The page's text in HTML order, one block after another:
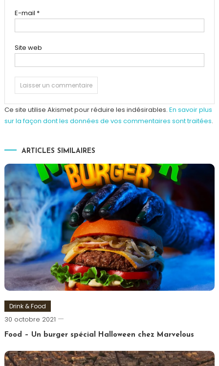
E-mail *
Site web
Ce site utilise Akismet pour réduire les indésirables. En savoir plus
sur la façon dont les données de vos commentaires sont traitées.
ARTICLES SIMILAIRES
Drink & Food
30 octobre 2021
Romain-
Food – Un burger spécial Halloween chez Marvelous
Tagged
Burger,